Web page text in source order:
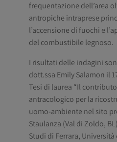
frequentazione dell’area
antropiche intraprese
l’accensione di fuochi e
del combustibile legnoso.
I risultati delle indagini
dott.ssa Emily Salamon il
Tesi di laurea “Il
antracologico per la
uomo-ambiente nel sito
Staulanza (Val di Zoldo,
Studi di Ferrara,